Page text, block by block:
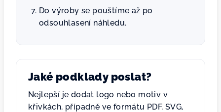
Do výroby se pouštíme až po
odsouhlasení náhledu.
Jaké podklady poslat?
Nejlepší je dodat logo nebo motiv v
křivkách, případně ve formátu PDF, SVG,